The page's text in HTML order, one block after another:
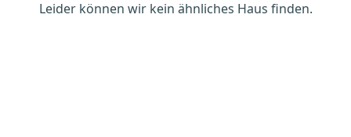
Leider können wir kein ähnliches Haus finden.